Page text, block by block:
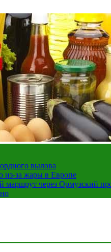
вылова
из-за жары в Европе
через Ормузский